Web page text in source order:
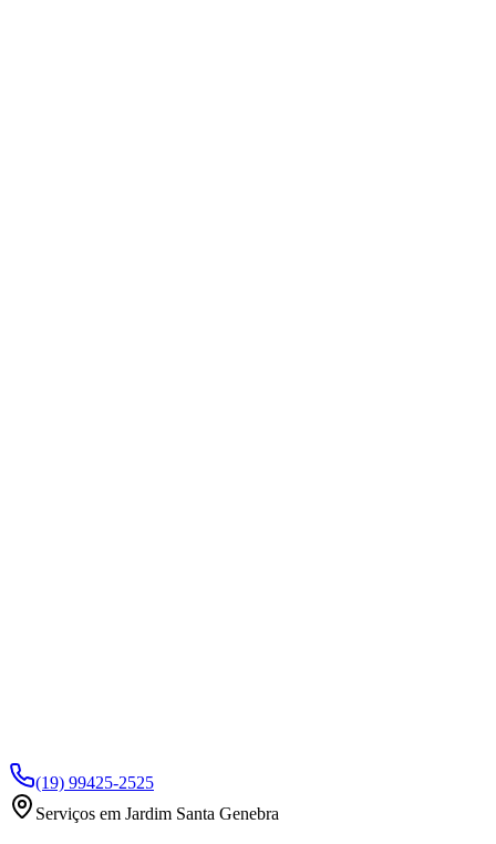
(19) 99425-2525
Serviços em Jardim Santa Genebra